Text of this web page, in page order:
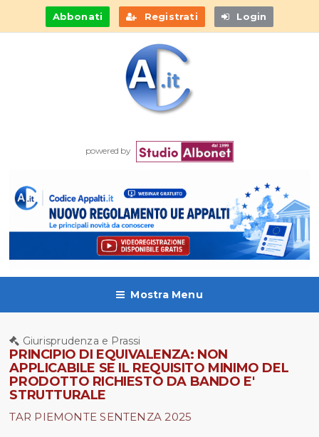
Abbonati Registrati Login
powered by
Mostra Menu
Giurisprudenza e Prassi
PRINCIPIO DI EQUIVALENZA: NON
APPLICABILE SE IL REQUISITO MINIMO DEL
PRODOTTO RICHIESTO DA BANDO E'
STRUTTURALE
TAR PIEMONTE SENTENZA 2025